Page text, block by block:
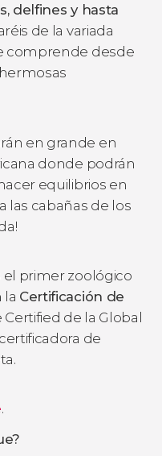
delfines y hasta
de la variada
comprende desde
en grande en
donde podrán
equilibrios en
las cabañas de los
el primer zoológico
la Certificación de
de la Global
de
.